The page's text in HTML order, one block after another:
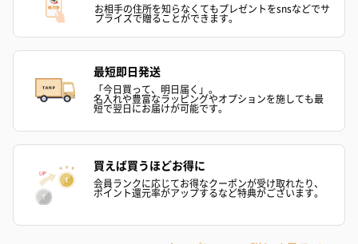
シーズンブーケ（ひま
わり）（1,880円）
ーン）（1,650円）
ブーケ（ピン
（1,650円）
ドライフラワー・プリザーブドフラワー
自然のお花で作ったドライフラワー・プリザーブドフラワーを同
梱します。
一部花材が写真と異なる場合がございます。予めご了承くださ
い。パッケージに入れてお届けします。
お相手の住所を知らなくてもプレゼントをsnsなどでサ
プライズで贈ることができます。
最短即日発送
「今日買って、明日届く」。
名入れや豊富なラッピングやオプションを施しても最
短で翌日にお届けが可能です。
買えば買うほどお得に
会員ランクに応じてお得なクーポンが受け取れたり、
ポイント還元率がアップするなど特典がございます。